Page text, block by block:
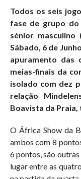
Todos os seis
fase de grupo do
sénior masculino
Sábado, 6 de
apuramento das
meias-finais da
isolado com dez
relação
Boavista da Praia,
O África Show da
ambos com 8
6 pontos, são
lugar entre as